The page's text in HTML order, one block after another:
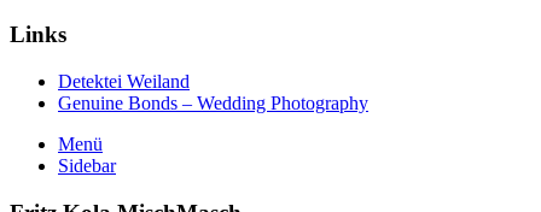
Links
Detektei Weiland
Genuine Bonds – Wedding Photography
Menü
Sidebar